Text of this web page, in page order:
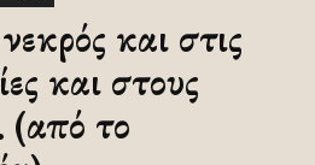
και στις
και στους
(από το